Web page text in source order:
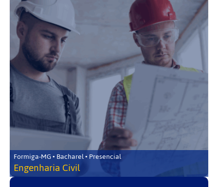
Formiga-MG • Bacharel • Presencial
Engenharia Civil